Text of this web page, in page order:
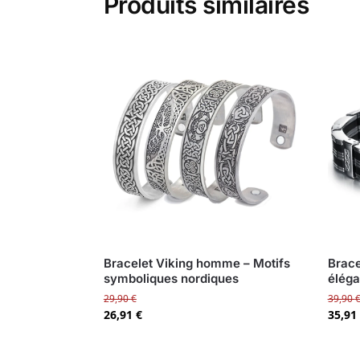
Bracelet Viking homme – Motifs
symboliques nordiques
29,90€
26,91 €
39,90€
35,91